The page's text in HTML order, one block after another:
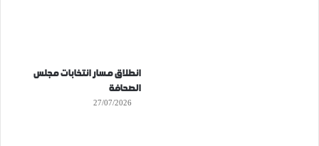
انطلاق مسار انتخابات مجلس
الصحافة
27/07/2026